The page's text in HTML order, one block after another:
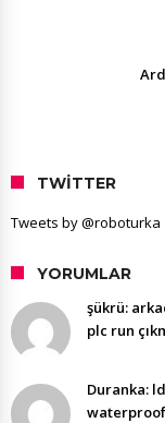
TWITTER
Tweets by @roboturka
YORUMLAR
şükrü:
plc run
Duranka: